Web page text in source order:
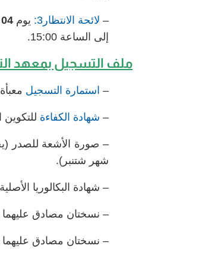
– لائحة الانتظار3: يوم 04 غشت 2025
إلى الساعة 15:00.
ملف التسجيل بمعهد
– استمارة التسجيل
– شهادة الكفاءة
– صورة الأشعة للصدر
شهر شتنبر).
– شهادة البكالوريا
– نسختان مصادق عليهما
– نسختان مصادق عليهما